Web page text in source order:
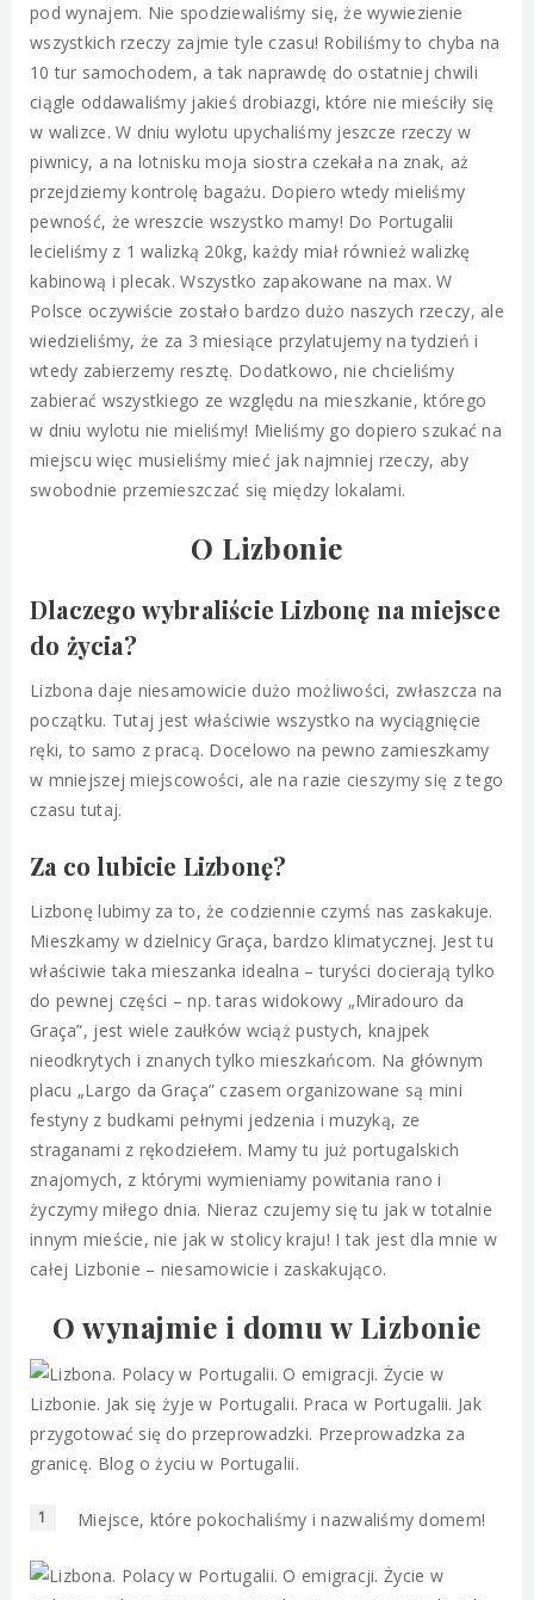
pod wynajem. Nie spodziewaliśmy się, że wywiezienie
wszystkich rzeczy zajmie tyle czasu! Robiliśmy to chyba na
10 tur samochodem, a tak naprawdę do ostatniej chwili
ciągle oddawaliśmy jakieś drobiazgi, które nie mieściły się
w walizce. W dniu wylotu upychaliśmy jeszcze rzeczy w
piwnicy, a na lotnisku moja siostra czekała na znak, aż
przejdziemy kontrolę bagażu. Dopiero wtedy mieliśmy
pewność, że wreszcie wszystko mamy! Do Portugalii
lecieliśmy z 1 walizką 20kg, każdy miał również walizkę
kabinową i plecak. Wszystko zapakowane na max. W
Polsce oczywiście zostało bardzo dużo naszych rzeczy, ale
wiedzieliśmy, że za 3 miesiące przylatujemy na tydzień i
wtedy zabierzemy resztę. Dodatkowo, nie chcieliśmy
zabierać wszystkiego ze względu na mieszkanie, którego
w dniu wylotu nie mieliśmy! Mieliśmy go dopiero szukać na
miejscu więc musieliśmy mieć jak najmniej rzeczy, aby
swobodnie przemieszczać się między lokalami.
O Lizbonie
Dlaczego wybraliście Lizbonę na miejsce
do życia?
Lizbona daje niesamowicie dużo możliwości, zwłaszcza na
początku. Tutaj jest właściwie wszystko na wyciągnięcie
ręki, to samo z pracą. Docelowo na pewno zamieszkamy
w mniejszej miejscowości, ale na razie cieszymy się z tego
czasu tutaj.
Za co lubicie Lizbonę?
Lizbonę lubimy za to, że codziennie czymś nas zaskakuje.
Mieszkamy w dzielnicy Graça, bardzo klimatycznej. Jest tu
właściwie taka mieszanka idealna – turyści docierają tylko
do pewnej części – np. taras widokowy „Miradouro da
Graça”, jest wiele zaułków wciąż pustych, knajpek
nieodkrytych i znanych tylko mieszkańcom. Na głównym
placu „Largo da Graça” czasem organizowane są mini
festyny z budkami pełnymi jedzenia i muzyką, ze
straganami z rękodziełem. Mamy tu już portugalskich
znajomych, z którymi wymieniamy powitania rano i
życzymy miłego dnia. Nieraz czujemy się tu jak w totalnie
innym mieście, nie jak w stolicy kraju! I tak jest dla mnie w
całej Lizbonie – niesamowicie i zaskakująco.
O wynajmie i domu w Lizbonie
Miejsce, które pokochaliśmy i nazwaliśmy domem!